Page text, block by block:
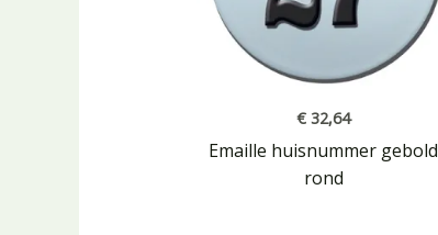
€ 32,64
Emaille huisnummer gebold
rond